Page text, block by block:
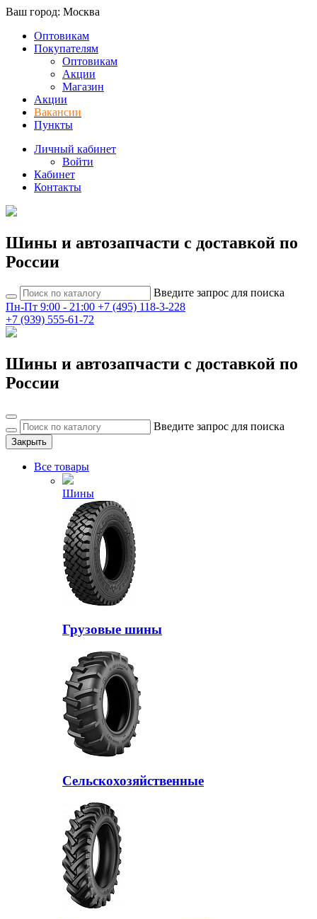
Ваш город: Москва
Оптовикам
Покупателям
Оптовикам
Акции
Магазин
Акции
Вакансии
Пункты
Личный кабинет
Войти
Кабинет
Контакты
Шины и автозапчасти с доставкой по
России
Введите запрос для поиска
Пн-Пт 9:00 - 21:00 +7 (495) 118-3-228
+7 (939) 555-61-72
Шины и автозапчасти с доставкой по
России
Введите запрос для поиска
Закрыть
Все товары
Шины
Грузовые шины
Сельскохозяйственные